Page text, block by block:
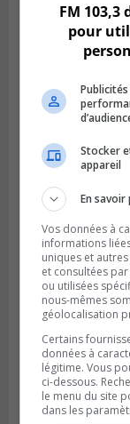
LONGUEUIL
Publié le 4 août
Longueuil
élection
VIEUX-LONGUEUIL
Publié le 3 août
Le Livre
Longueuil
FM
pour
Stocker
appareil
En savoir
Vos données à
informations
uniques et
et consultées
ou utilisées
nous-mêmes
géolocalisation
Certains
données à
légitime. Vous
ci-dessous.
le menu du site
dans les